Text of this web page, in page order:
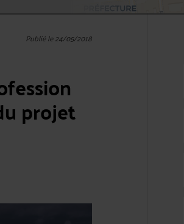
Publié le 24/05/2018
projet